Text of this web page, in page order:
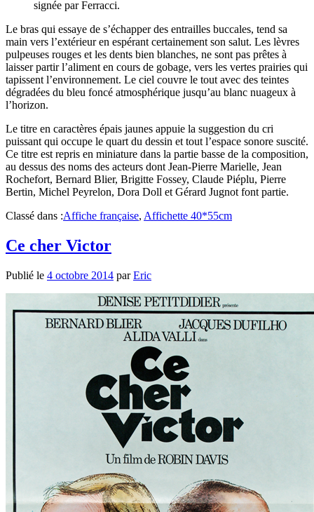
signée par Ferracci.
Le bras qui essaye de s’échapper des entrailles buccales, tend sa
main vers l’extérieur en espérant certainement son salut. Les lèvres
pulpeuses rouges et les dents bien blanches, ne sont pas prêtes à
laisser partir l’aliment en cours de gobage, vers les vertes prairies qui
tapissent l’environnement. Le ciel couvre le tout avec des teintes
dégradées du bleu foncé atmosphérique jusqu’au blanc nuageux à
l’horizon.
Le titre en caractères épais jaunes appuie la suggestion du cri
puissant qui occupe le quart du dessin et tout l’espace sonore suscité.
Ce titre est repris en miniature dans la partie basse de la composition,
au dessus des noms des acteurs dont Jean-Pierre Marielle, Jean
Rochefort, Bernard Blier, Brigitte Fossey, Claude Piéplu, Pierre
Bertin, Michel Peyrelon, Dora Doll et Gérard Jugnot font partie.
Classé dans :Affiche française, Affichette 40*55cm
Ce cher Victor
Publié le 4 octobre 2014 parEric